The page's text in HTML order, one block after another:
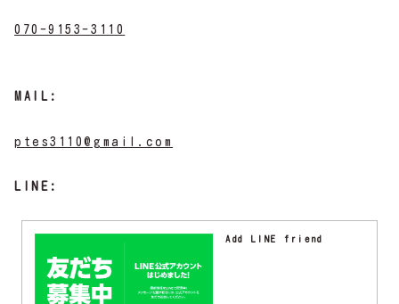
070-9153-3110
MAIL:
ptes3110@gmail.com
LINE:
Add LINE friend